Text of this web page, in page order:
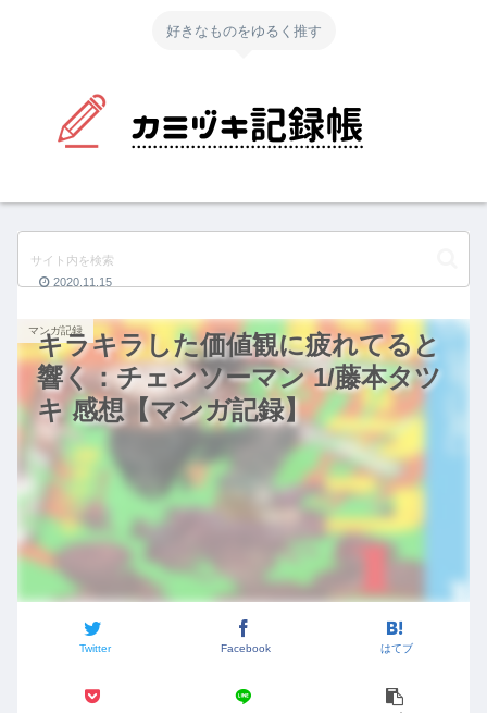
好きなものをゆるく推す
キラキラした価値観に疲れてると
響く：チェンソーマン 1/藤本タツ
キ 感想【マンガ記録】
マンガ記録
Twitter Facebook はてブ
2020.11.15